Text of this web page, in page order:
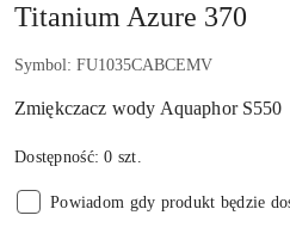
Titanium Azure 370
Symbol: FU1035CABCEMV
Zmiękczacz wody Aquaphor S550
Dostępność:0 szt.
Powiadom gdy produkt będzie